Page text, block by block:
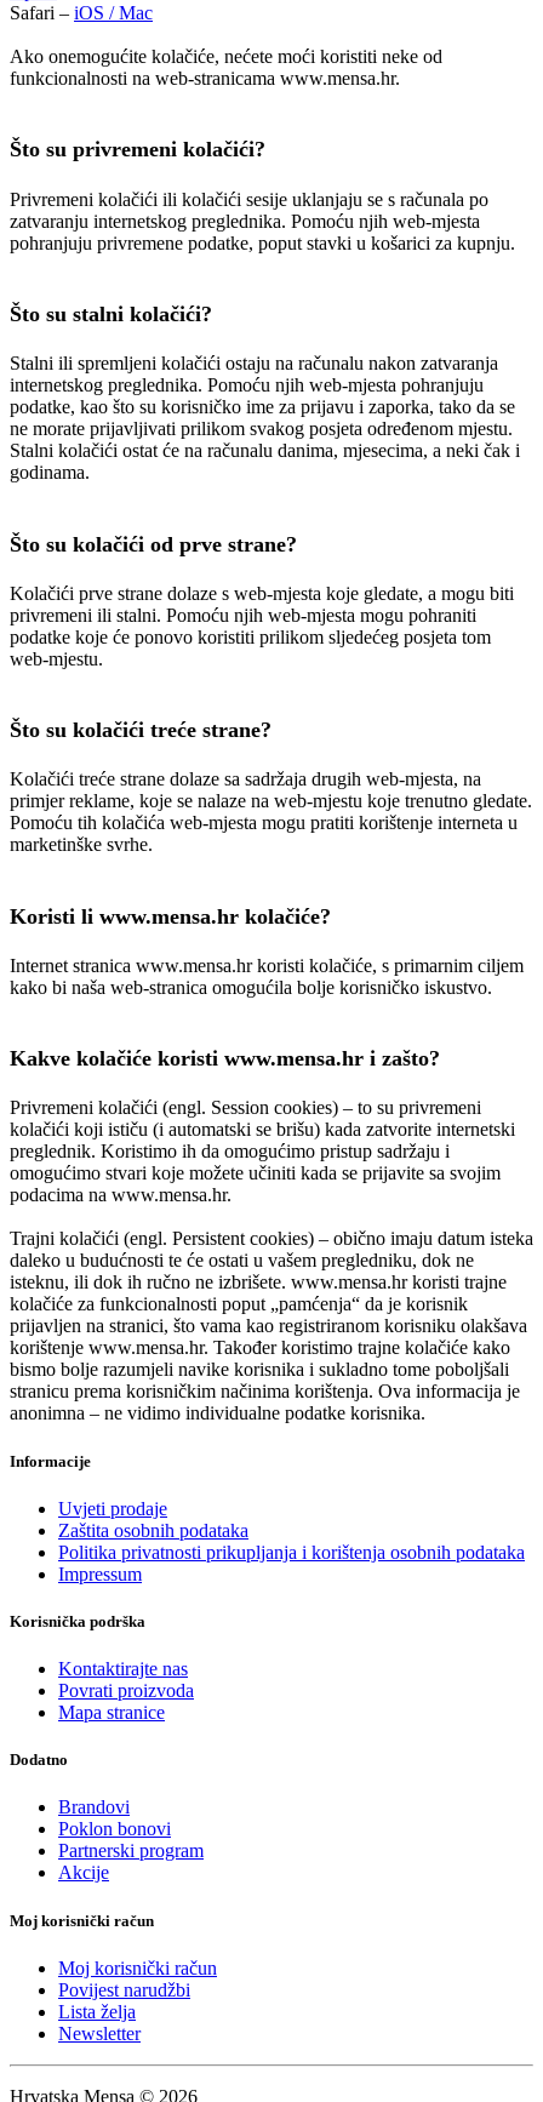
Safari – iOS / Mac
Ako onemogućite kolačiće, nećete moći koristiti neke od
funkcionalnosti na web-stranicama www.mensa.hr.
Što su privremeni kolačići?
Privremeni kolačići ili kolačići sesije uklanjaju se s računala po
zatvaranju internetskog preglednika. Pomoću njih web-mjesta
pohranjuju privremene podatke, poput stavki u košarici za kupnju.
Što su stalni kolačići?
Stalni ili spremljeni kolačići ostaju na računalu nakon zatvaranja
internetskog preglednika. Pomoću njih web-mjesta pohranjuju
podatke, kao što su korisničko ime za prijavu i zaporka, tako da se
ne morate prijavljivati prilikom svakog posjeta određenom mjestu.
Stalni kolačići ostat će na računalu danima, mjesecima, a neki čak i
godinama.
Što su kolačići od prve strane?
Kolačići prve strane dolaze s web-mjesta koje gledate, a mogu biti
privremeni ili stalni. Pomoću njih web-mjesta mogu pohraniti
podatke koje će ponovo koristiti prilikom sljedećeg posjeta tom
web-mjestu.
Što su kolačići treće strane?
Kolačići treće strane dolaze sa sadržaja drugih web-mjesta, na
primjer reklame, koje se nalaze na web-mjestu koje trenutno gledate.
Pomoću tih kolačića web-mjesta mogu pratiti korištenje interneta u
marketinške svrhe.
Koristi li www.mensa.hr kolačiće?
Internet stranica www.mensa.hr koristi kolačiće, s primarnim ciljem
kako bi naša web-stranica omogućila bolje korisničko iskustvo.
Kakve kolačiće koristi www.mensa.hr i zašto?
Privremeni kolačići (engl. Session cookies) – to su privremeni
kolačići koji ističu (i automatski se brišu) kada zatvorite internetski
preglednik. Koristimo ih da omogućimo pristup sadržaju i
omogućimo stvari koje možete učiniti kada se prijavite sa svojim
podacima na www.mensa.hr.
Trajni kolačići (engl. Persistent cookies) – obično imaju datum isteka
daleko u budućnosti te će ostati u vašem pregledniku, dok ne
isteknu, ili dok ih ručno ne izbrišete. www.mensa.hr koristi trajne
kolačiće za funkcionalnosti poput „pamćenja“ da je korisnik
prijavljen na stranici, što vama kao registriranom korisniku olakšava
korištenje www.mensa.hr. Također koristimo trajne kolačiće kako
bismo bolje razumjeli navike korisnika i sukladno tome poboljšali
stranicu prema korisničkim načinima korištenja. Ova informacija je
anonimna – ne vidimo individualne podatke korisnika.
Informacije
Uvjeti prodaje
Zaštita osobnih podataka
Politika privatnosti prikupljanja i korištenja osobnih podataka
Impressum
Korisnička podrška
Kontaktirajte nas
Povrati proizvoda
Mapa stranice
Dodatno
Brandovi
Poklon bonovi
Partnerski program
Akcije
Moj korisnički račun
Moj korisnički račun
Povijest narudžbi
Lista želja
Newsletter
Hrvatska Mensa © 2026